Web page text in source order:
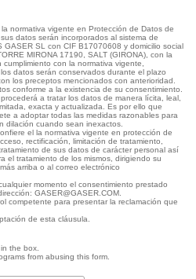
normativa vigente en Protección de Datos de
datos serán incorporados al sistema de
GASER SL con CIF B17070608 y domicilio social
MIRONA 17190, SALT (GIRONA), con la
con la normativa vigente,
datos serán conservados durante el plazo
los preceptos mencionados con anterioridad.
conforme a la existencia de su consentimiento.
a tratar los datos de manera lícita, leal,
exacta y actualizada. Es por ello que
a adoptar todas las medidas razonables para
dilación cuando sean inexactos.
el la normativa vigente en protección de
rectificación, limitación de tratamiento,
de sus datos de carácter personal así
el tratamiento de los mismos, dirigiendo su
arriba o al correo electrónico
momento el consentimiento prestado
GASER@GASER.COM.
competente para presentar la reclamación que
de esta cláusula.
the box.
from abusing this form.